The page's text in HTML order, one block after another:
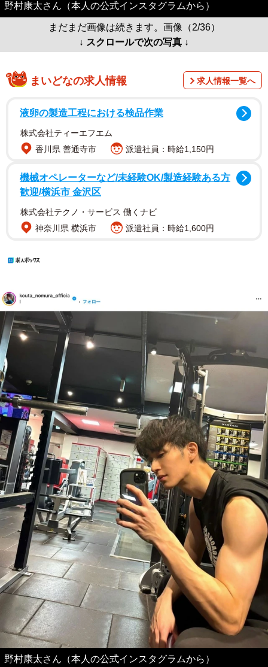
野村康太さん（本人の公式インスタグラムから）
まだまだ画像は続きます。画像（2/36）
↓ スクロールで次の写真 ↓
まいどなの求人情報 求人情報一覧へ
液卵の製造工程における検品作業
株式会社ティーエフエム
香川県 善通寺市
派遣社員：時給1,150円
機械オペレーターなど/未経験OK/製造経験ある方
歓迎/横浜市 金沢区
株式会社テクノ・サービス 働くナビ
神奈川県 横浜市
派遣社員：時給1,600円
野村康太さん（本人の公式インスタグラムから）